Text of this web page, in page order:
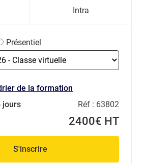
Intra
Présentiel
de la formation
jours
Réf : 63802
2400€ HT
S'inscrire